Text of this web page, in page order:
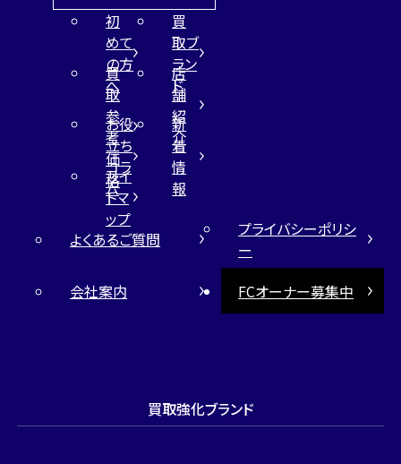
初
めて
の方
へ
買
取ブ
ラン
ド
買
取
参
考
価
格
店
舗
紹
介
お役
立ち
コラ
ム
新
着
情
報
サイ
トマ
ップ
よくあるご質問
プライバシーポリシ
ー
会社案内
FCオーナー募集中
買取強化ブランド